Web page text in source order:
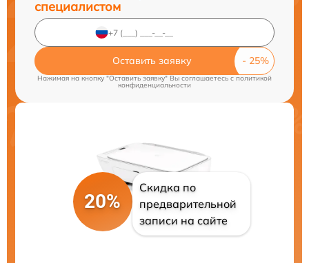
специалистом
Оставить заявку
Нажимая на кнопку "Оставить заявку" Вы соглашаетесь cполитикой
конфиденциальности
20%
Скидка по
предварительной
записи на сайте